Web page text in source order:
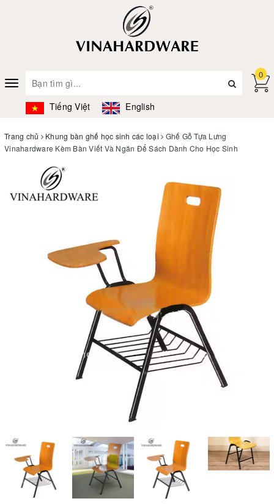
Toggle
navigation
Tiếng Việt English
0
Trang chủ Khung bàn ghế học sinh các loại
Ghế Gỗ Tựa Lưng
Vinahardware Kèm Bàn Viết Và Ngăn Để Sách Dành Cho Học Sinh